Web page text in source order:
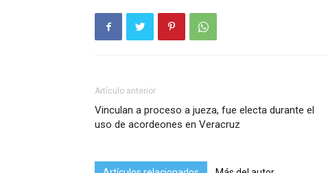
Artículo anterior
Vinculan a proceso a jueza, fue electa durante el
uso de acordeones en Veracruz